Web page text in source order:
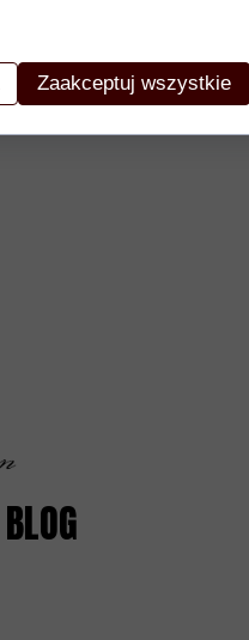
BLOG
Zaakceptuj wszystkie